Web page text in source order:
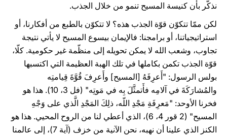
نذكّر بأن كنيسة المسيح تنمو من خلال الجذب.
لكن ممّا تتكوّن قوّة الجذب هذه؟ لا تتكوّن بالطبع من أفكارنا، أو
استراتيجياتنا، أو برامجنا: فالإيمان بيسوع المسيح لا يأتي نتيجة
تجاوب، وشعب الله لا يمكن تحويله إلى منظّمة غير حكومية. كلّا،
قوّة الجذب تكمن بكاملها في تلك الهبة العظيمة التي اكتسبها
بولس الرسول: "أَعرِفَهُ [المسيح] وأَعرِفَ قُوَّةَ قِيامتِه
والمُشارَكَةَ في آلامِه فأَتمثَّلَ بِه في مَوتِه" (فل 3، 10). هذا هو
فخرنا الأوحد: "مَعرِفَةِ مَجْدِ اللّه، ذلِكَ المَجْدِ الَّذي على وَجْهِ
المسيح" (2 قور 4، 6)، الذي أعطي لنا من الروح المحيي. هذا هو
الكنز الذي علينا أن نهبه، نحن الآنية من خزف (آية 7)، إلى عالمنا